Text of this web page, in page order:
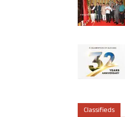
Classifieds